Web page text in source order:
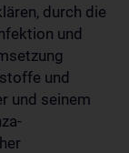
durch die
und
und
und seinem